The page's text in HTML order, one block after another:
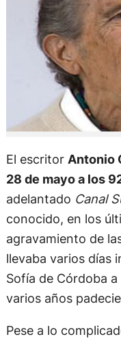
El escritor Antonio
28 de mayo a los
adelantado Canal
conocido, en los
agravamiento de
llevaba varios días
Sofía de Córdoba
varios años
Pese a lo